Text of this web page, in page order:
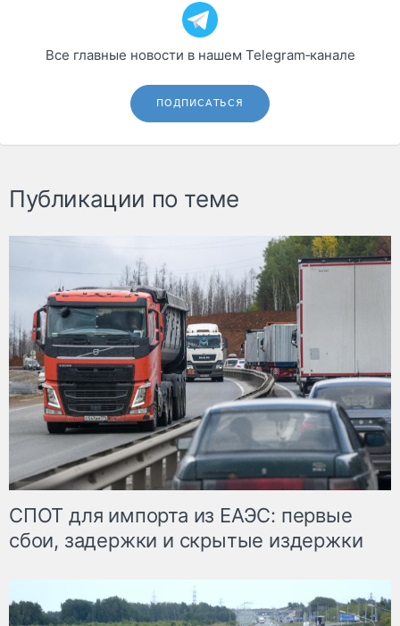
Все главные новости в нашем Telegram‑канале
ПОДПИСАТЬСЯ
Публикации по теме
СПОТ для импорта из ЕАЭС: первые
сбои, задержки и скрытые издержки